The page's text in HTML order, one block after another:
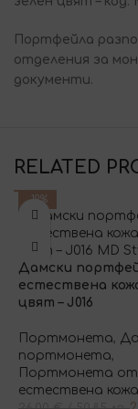
Портфейла
отделения за
документи.
RELATED
-19%
Дамски
естествена
цвят – J016
Портмонета,
портмонета,
Портмонета от
естествена кожа